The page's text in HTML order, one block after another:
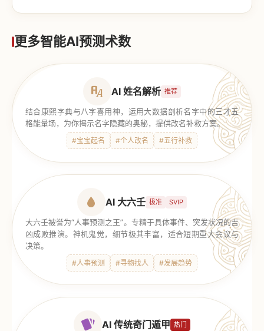
更多智能AI预测术数
AI 姓名解析 推荐
结合康熙字典与八字喜用神，运用大数据剖析名字中的三才五
格能量场，为你揭示名字隐藏的奥秘，提供改名补救方案。
#宝宝起名 #个人改名 #五行补救
AI 大六壬 极准 SVIP
大六壬被誉为“人事预测之王”。专精于具体事件、突发状况的吉
凶成败推演。神机鬼觉，细节极其丰富，适合短期重大会议与
决策。
#人事预测 #寻物找人 #发展趋势
AI 传统奇门遁甲 热门